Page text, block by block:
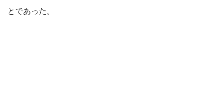
とであった。